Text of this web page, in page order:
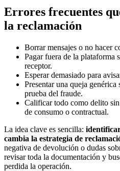
Errores frecuentes
la reclamación
Borrar mensajes o no hacer
Pagar fuera de la plataforma
receptor.
Esperar demasiado para
Presentar una queja
prueba del fraude.
Calificar todo como delito
de consumo o contractual.
La idea clave es sencilla:
cambia la estrategia de
negativa de devolución o dudas
revisar toda la documentación y
perdida la operación.